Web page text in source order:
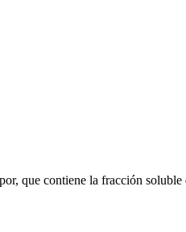
que contiene la fracción soluble